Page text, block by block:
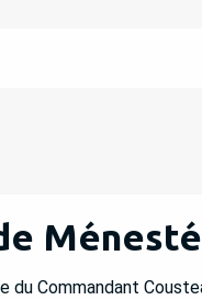
du Commandant